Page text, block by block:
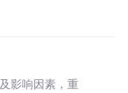
影响因素，重